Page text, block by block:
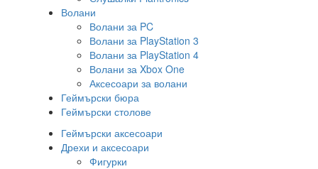
Волани
Волани за PC
Волани за PlayStation 3
Волани за PlayStation 4
Волани за Xbox One
Аксесоари за волани
Геймърски бюра
Геймърски столове
Геймърски аксесоари
Дрехи и аксесоари
Фигурки